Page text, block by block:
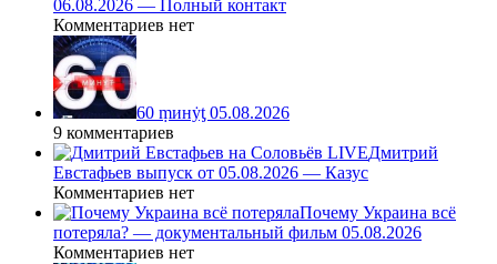
06.08.2026 — Полный контакт
Комментариев нет
60 ṃинẏƫ 05.08.2026
9 комментариев
Дмитрий
Евстафьев выпуск от 05.08.2026 — Казус
Комментариев нет
Почему Украина всё
потеряла? — документальный фильм 05.08.2026
Комментариев нет